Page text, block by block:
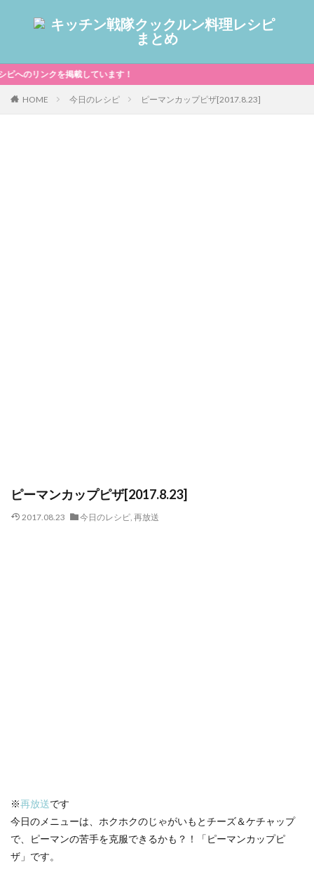
ンクを掲載しています！
HOME 今日のレシピ ピーマンカップピザ[2017.8.23]
ピーマンカップピザ[2017.8.23]
2017.08.23 今日のレシピ, 再放送
※再放送です
今日のメニューは、ホクホクのじゃがいもとチーズ＆ケチャップ
で、ピーマンの苦手を克服できるかも？！「ピーマンカップピ
ザ」です。